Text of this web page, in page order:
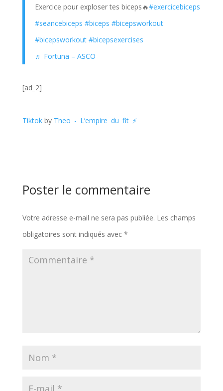
Exercice pour exploser tes biceps🔥#exercicebiceps
#seancebiceps #biceps #bicepsworkout
#bicepsworkout #bicepsexercises
♬ Fortuna – ASCO
[ad_2]
Tiktok by Theo - L’empire du fit ⚡️
Poster le commentaire
Votre adresse e-mail ne sera pas publiée. Les champs
obligatoires sont indiqués avec *